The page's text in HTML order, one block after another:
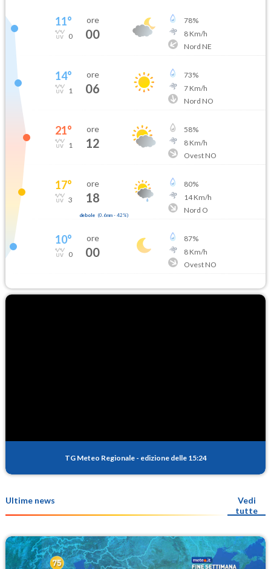
11°
0
ore
00
78%
8Km/h
Nord NE
14°
1
ore
06
73%
7Km/h
Nord NO
21°
1
ore
12
58%
8Km/h
Ovest NO
17°
3
ore
18
debole (0.6mm- 42 %)
80%
14Km/h
Nord O
10°
0
ore
00
87%
8Km/h
Ovest NO
TG Meteo Regionale - edizione delle 15:24
Ultime news
Vedi
tutte